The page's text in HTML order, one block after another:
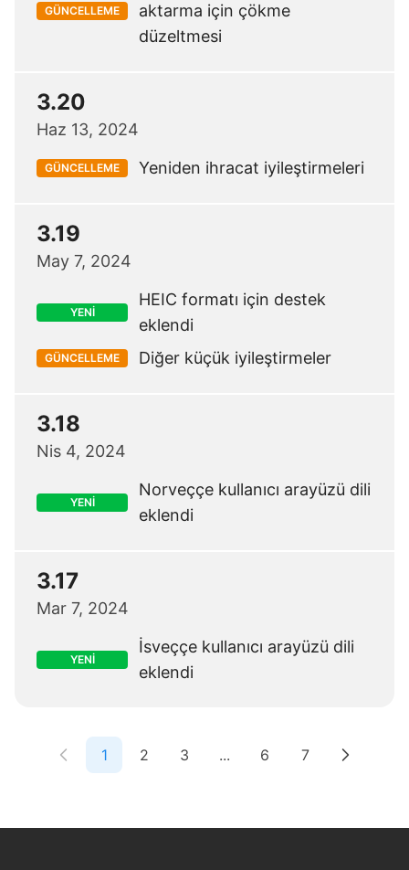
GÜNCELLEME
aktarma için çökme
düzeltmesi
3.20
Haz 13, 2024
GÜNCELLEME Yeniden ihracat iyileştirmeleri
3.19
May 7, 2024
YENİ
HEIC formatı için destek
eklendi
GÜNCELLEME Diğer küçük iyileştirmeler
3.18
Nis 4, 2024
YENİ
Norveççe kullanıcı arayüzü dili
eklendi
3.17
Mar 7, 2024
YENİ
İsveççe kullanıcı arayüzü dili
eklendi
1 2 3 ... 6 7